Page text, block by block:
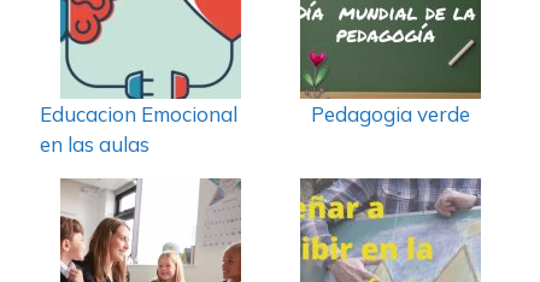
Educacion Emocional
en las aulas
Pedagogia verde